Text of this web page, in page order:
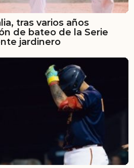
tras varios años
de bateo de la Serie
jardinero